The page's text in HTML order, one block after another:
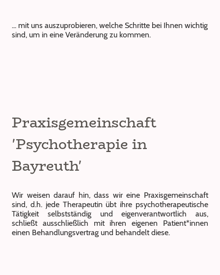
... mit uns auszuprobieren, welche Schritte bei Ihnen wichtig
sind, um in eine Veränderung zu kommen.
Praxisgemeinschaft
'Psychotherapie in
Bayreuth'
Wir weisen darauf hin, dass wir eine Praxisgemeinschaft
sind, d.h. jede Therapeutin übt ihre psychotherapeutische
Tätigkeit selbstständig und eigenverantwortlich aus,
schließt ausschließlich mit ihren eigenen Patient*innen
einen Behandlungsvertrag und behandelt diese.